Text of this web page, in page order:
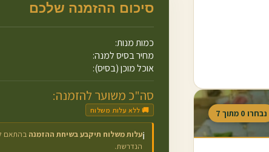
נבחרו 0 מתוך 7
סיכום ההזמנה שלכם
כמות מנות:
מחיר בסיס למנה:
אוכל מוכן (בסיס):
סה"כ משוער להזמנה:
🚚 ללא עלות משלוח
ℹ️עלות משלוח תיקבע בשיחת ההזמנה בהתאם
הנדרשת.